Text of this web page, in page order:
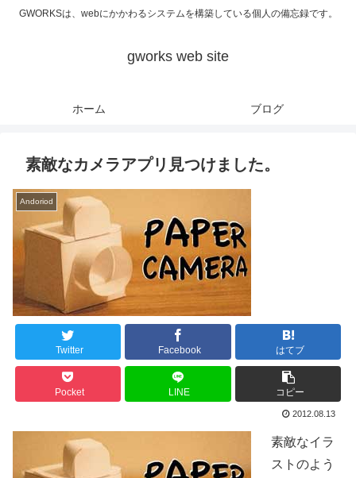
GWORKSは、webにかかわるシステムを構築している個人の備忘録です。
gworks web site
ホーム ブログ
素敵なカメラアプリ見つけました。
Andoriod
Twitter Facebook はてブ
Pocket LINE コピー
2012.08.13
素敵なイラ
ストのよう